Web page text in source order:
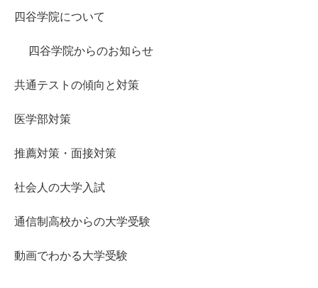
四谷学院について
四谷学院からのお知らせ
共通テストの傾向と対策
医学部対策
推薦対策・面接対策
社会人の大学入試
通信制高校からの大学受験
動画でわかる大学受験